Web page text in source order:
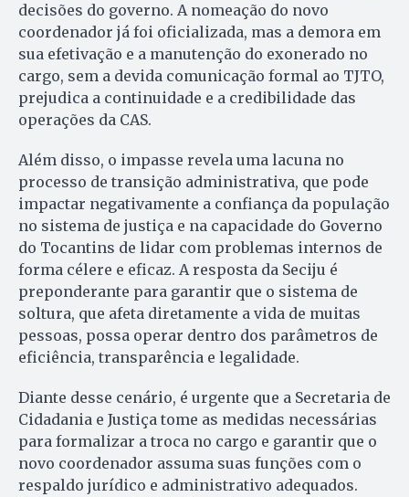
decisões do governo. A nomeação do novo
coordenador já foi oficializada, mas a demora em
sua efetivação e a manutenção do exonerado no
cargo, sem a devida comunicação formal ao TJTO,
prejudica a continuidade e a credibilidade das
operações da CAS.
Além disso, o impasse revela uma lacuna no
processo de transição administrativa, que pode
impactar negativamente a confiança da população
no sistema de justiça e na capacidade do Governo
do Tocantins de lidar com problemas internos de
forma célere e eficaz. A resposta da Seciju é
preponderante para garantir que o sistema de
soltura, que afeta diretamente a vida de muitas
pessoas, possa operar dentro dos parâmetros de
eficiência, transparência e legalidade.
Diante desse cenário, é urgente que a Secretaria de
Cidadania e Justiça tome as medidas necessárias
para formalizar a troca no cargo e garantir que o
novo coordenador assuma suas funções com o
respaldo jurídico e administrativo adequados.